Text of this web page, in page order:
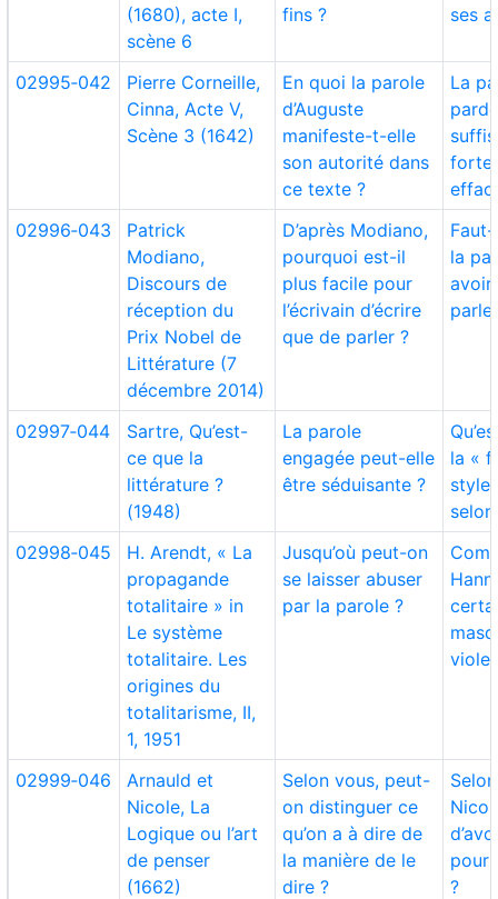
(1680), acte I,
scène 6
fins ?
ses
02995‑042
Pierre Corneille,
Cinna, Acte V,
Scène 3 (1642)
En quoi la parole
d’Auguste
manifeste-t-elle
son autorité dans
ce texte ?
La
forte
02996‑043
Patrick
Modiano,
Discours de
réception du
Prix Nobel de
Littérature (7
décembre 2014)
D’après Modiano,
pourquoi est-il
plus facile pour
l’écrivain d’écrire
que de parler ?
la
avoir
02997‑044
Sartre, Qu’est-
ce que la
littérature ?
(1948)
La parole
engagée peut-elle
être séduisante ?
la «
style
02998‑045
H. Arendt, « La
propagande
totalitaire » in
Le système
totalitaire. Les
origines du
totalitarisme, II,
1, 1951
Jusqu’où peut-on
se laisser abuser
par la parole ?
02999‑046
Arnauld et
Nicole, La
Logique ou l’art
de penser
(1662)
Selon vous, peut-
on distinguer ce
qu’on a à dire de
la manière de le
dire ?
pour
?